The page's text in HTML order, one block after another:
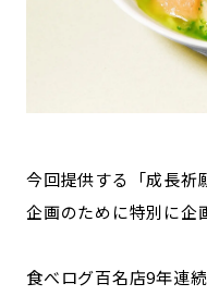
今回提供する「成長祈
企画のために特別に企
食べログ百名店9年連